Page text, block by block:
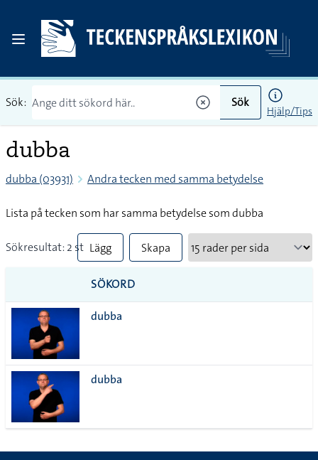
Sök: Sök
Hjälp/Tips
dubba
dubba (03931) Andra tecken med samma betydelse
Lista på tecken som har samma betydelse som dubba
Sökresultat: 2 st Lägg
till
alla i
Skapa
SÖKORD
dubba
dubba